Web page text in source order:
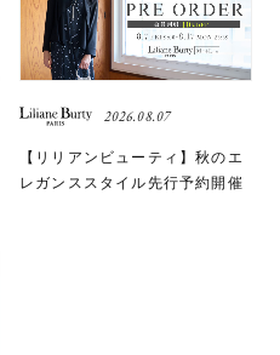
2026.08.07
【リリアンビューティ】秋のエ
レガンススタイル先行予約開催